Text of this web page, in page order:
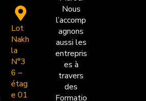
Nous
l’accomp
agnons
aussi les
entrepris
es à
travers
des
Formatio
Lot
Nakh
la
N°3
6 –
étag
e 01